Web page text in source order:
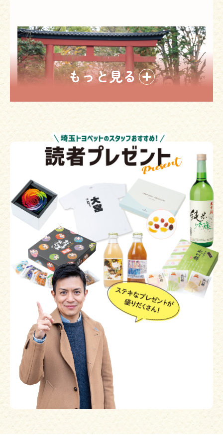
1,400席ある大ホールではオーケストラや演劇が開催されま
す。
埼玉県さいたま市大宮区大門町2-118
専用駐車場あり
お店・施設によって営業時間・定休日が異なりますの
で、詳しくはホームページにてご確認ください。
https://omiyakadomachi.com
もっと見る
▲色とりどりの「ふくろ絵馬」を背景に写真を
撮るのもオススメ
埼玉県さいたま市大宮区高鼻町1-407